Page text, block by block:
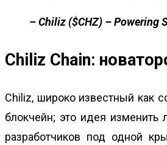
– Chiliz ($CHZ) – Powering
Chiliz Chain:
Chiliz, широко известный как
блокчейн; это идея
разработчиков под одной